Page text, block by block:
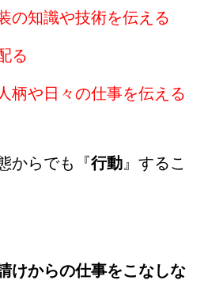
の知識や技術を伝える
る
柄や日々の仕事を伝える
からでも『行動 』するこ
けからの仕事をこなしな